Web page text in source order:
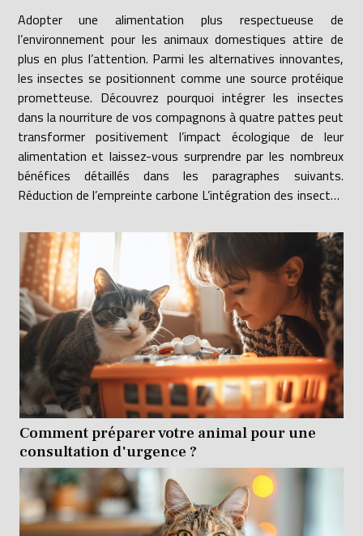
Adopter une alimentation plus respectueuse de
l’environnement pour les animaux domestiques attire de
plus en plus l’attention. Parmi les alternatives innovantes,
les insectes se positionnent comme une source protéique
prometteuse. Découvrez pourquoi intégrer les insectes
dans la nourriture de vos compagnons à quatre pattes peut
transformer positivement l’impact écologique de leur
alimentation et laissez-vous surprendre par les nombreux
bénéfices détaillés dans les paragraphes suivants.
Réduction de l’empreinte carbone L’intégration des insectes
Comment préparer votre animal pour une
consultation d'urgence ?